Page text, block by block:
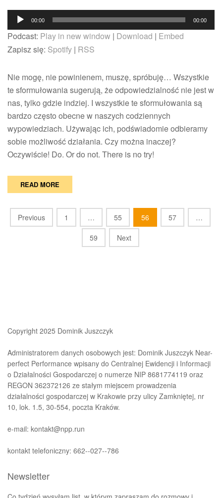
–
Do.
There
is
try.
Odtwarzacz
plików
dźwiękowych
00:00 00:00
Podcast: Play in new window | Download | Embed
Zapisz się: Spotify | RSS
Nie mogę, nie powinienem, muszę, spróbuję… Wszystkie
te sformułowania sugerują, że odpowiedzialność nie jest w
nas, tylko gdzie indziej. I wszystkie te sformułowania są
bardzo często obecne w naszych codziennych
wypowiedziach. Używając ich, podświadomie odbieramy
sobie możliwość działania. Czy można inaczej?
Oczywiście! Do. Or do not. There is no try!
READ MORE
Posts
navigation
Previous 1 … 55 56 57 …
59 Next
Copyright 2025 Dominik Juszczyk
Administratorem danych osobowych jest: Dominik Juszczyk Near-
perfect Performance wpisany do Centralnej Ewidencji i Informacji
o Działalności Gospodarczej o numerze NIP 8681774119 oraz
REGON 362372126 ze stałym miejscem prowadzenia
działalności gospodarczej w Krakowie przy ulicy Zamkniętej, nr
10, lok. 1.5, 30-554, poczta Kraków.
e-mail: kontakt@npp.run
kontakt telefoniczny: 662--027--786
Newsletter